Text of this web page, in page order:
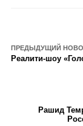
ПРЕДЫДУЩИЙ
Реалити-шоу
Рашид